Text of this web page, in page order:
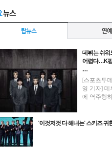
데뷔는 쉬워
어렵다…K
…
[스포츠투
영 기자] 데
에 역주행
'이것저것 다 해내는' 스키즈